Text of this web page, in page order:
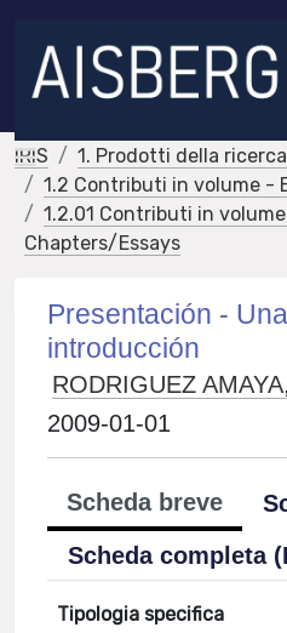
IRIS
1. Prodotti della
1.2 Contributi in volume -
1.2.01 Contributi in
Chapters/Essays
Presentación -
introducción
RODRIGUEZ
2009-01-01
Scheda breve
Scheda completa
Tipologia specifica